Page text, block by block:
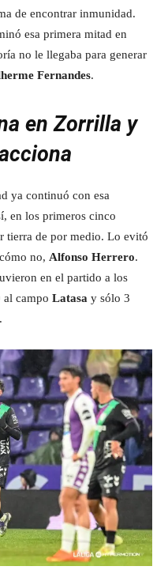
de encontrar inmunidad.
esa primera mitad en
no le llegaba para generar
Fernandes.
en Zorrilla y
ya continuó con esa
en los primeros cinco
tierra de por medio. Lo evitó
no, Alfonso Herrero.
en el partido a los
al campo Latasa y sólo 3